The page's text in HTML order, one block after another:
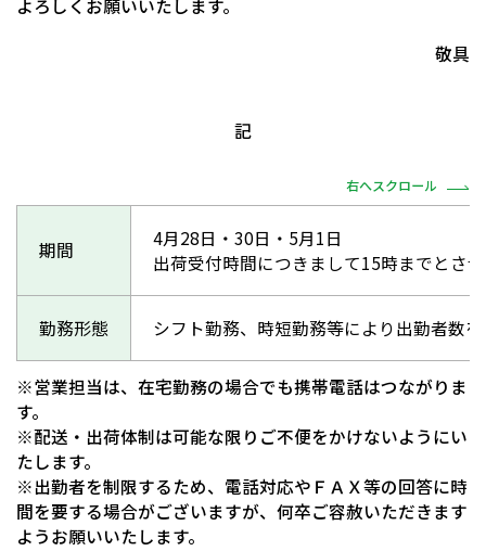
よろしくお願いいたします。
敬具
記
右へスクロール
期間
4月28日・30日・5月1日
出荷受付時間につきまして15時までとさ
勤務形態 シフト勤務、時短勤務等により出勤者数
※営業担当は、在宅勤務の場合でも携帯電話はつながりま
す。
※配送・出荷体制は可能な限りご不便をかけないようにい
たします。
※出勤者を制限するため、電話対応やＦＡＸ等の回答に時
間を要する場合がございますが、何卒ご容赦いただきます
ようお願いいたします。